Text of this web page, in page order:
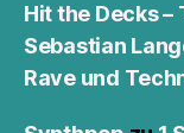
Hit the Decks –
Sebastian
Rave und